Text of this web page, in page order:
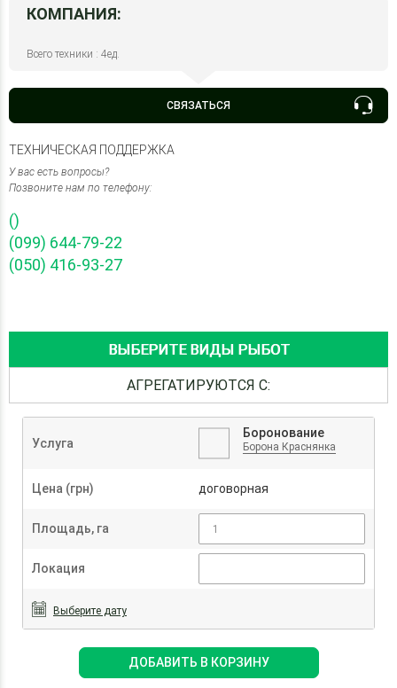
КОМПАНИЯ:
Всего техники : 4ед.
СВЯЗАТЬСЯ
ТЕХНИЧЕСКАЯ ПОДДЕРЖКА
У вас есть вопросы?
Позвоните нам по телефону:
()
(099) 644-79-22
(050) 416-93-27
ВЫБЕРИТЕ ВИДЫ РЫБОТ
АГРЕГАТИРУЮТСЯ С:
Услуга
Боронование
Борона Краснянка
Цена (грн) договорная
Площадь, га
Локация
Выберите дату
ДОБАВИТЬ В КОРЗИНУ